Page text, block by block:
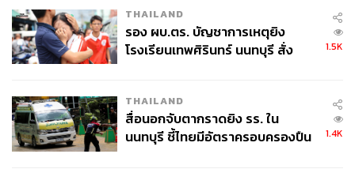
THAILAND
รอง ผบ.ตร. บัญชาการเหตุยิง
โรงเรียนเทพศิรินทร์ นนทบุรี สั่ง
1.5K
THAILAND
สื่อนอกจับตากราดยิง รร. ใน
นนทบุรี ชี้ไทยมีอัตราครอบครองปืน
1.4K